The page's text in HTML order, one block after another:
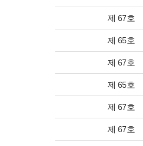
제 67호
제 65호
제 67호
제 65호
제 67호
제 67호